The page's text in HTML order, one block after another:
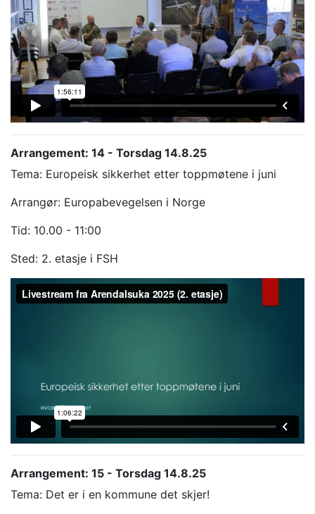
Arrangement: 14 - Torsdag 14.8.25
Tema: Europeisk sikkerhet etter toppmøtene i juni
Arrangør: Europabevegelsen i Norge
Tid: 10.00 - 11:00
Sted: 2. etasje i FSH
Arrangement: 15 - Torsdag 14.8.25
Tema: Det er i en kommune det skjer!